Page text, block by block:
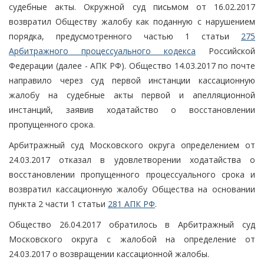
судебные акты. Окружной суд письмом от 16.02.2017
возвратил Обществу жалобу как поданную с нарушением
порядка, предусмотренного частью 1 статьи 275
Арбитражного процессуального кодекса Российской
Федерации (далее - АПК РФ). Общество 14.03.2017 по почте
направило через суд первой инстанции кассационную
жалобу на судебные акты первой и апелляционной
инстанций, заявив ходатайство о восстановлении
пропущенного срока.
Арбитражный суд Московского округа определением от
24.03.2017 отказал в удовлетворении ходатайства о
восстановлении пропущенного процессуального срока и
возвратил кассационную жалобу Общества на основании
пункта 2 части 1 статьи 281 АПК РФ.
Общество 26.04.2017 обратилось в Арбитражный суд
Московского округа с жалобой на определение от
24.03.2017 о возвращении кассационной жалобы.